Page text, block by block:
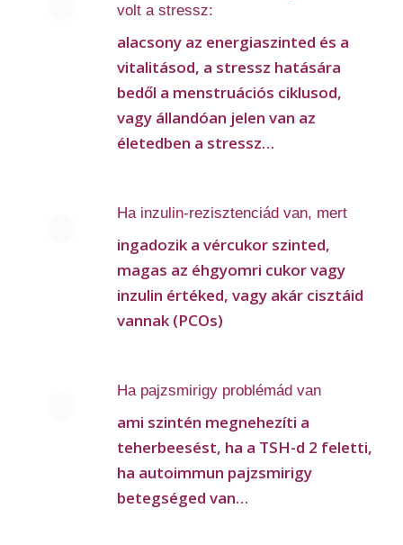
volt a stressz:
alacsony az energiaszinted és a
vitalitásod, a stressz hatására
bedől a menstruációs ciklusod,
vagy állandóan jelen van az
életedben a stressz…
Ha inzulin-rezisztenciád van, mert
ingadozik a vércukor szinted,
magas az éhgyomri cukor vagy
inzulin értéked, vagy akár cisztáid
vannak (PCOs)
Ha pajzsmirigy problémád van
ami szintén megnehezíti a
teherbeesést, ha a TSH-d 2 feletti,
ha autoimmun pajzsmirigy
betegséged van…